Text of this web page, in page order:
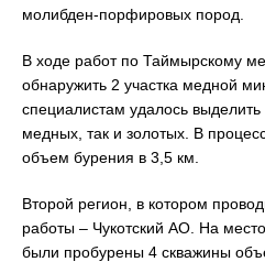
молибден-порфировых пород.
В ходе работ по Таймырскому
обнаружить 2 участка медной
специалистам удалось
медных, так и золотых. В
объем бурения в 3,5 км.
Второй регион, в котором
работы – Чукотский АО. На
были пробурены 4 скважины